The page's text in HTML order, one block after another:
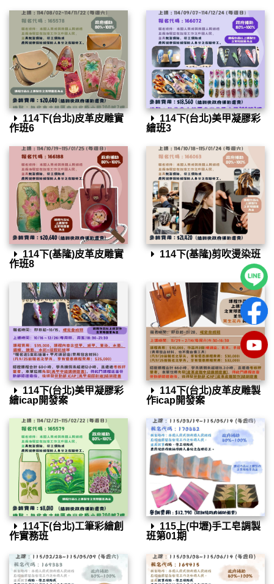
114下(台北)皮革皮雕實
作班6
114下(台北)美甲凝膠彩
繪班3
114下(基隆)皮革皮雕實
作班8
114下(基隆)剪吹燙染班
114下(台北)美甲凝膠彩
繪icap開發案
114下(台北)皮革皮雕製
作icap開發案
114下(台北)工筆彩繪創
作實務班
115上(中壢)手工皂調製
班第01期